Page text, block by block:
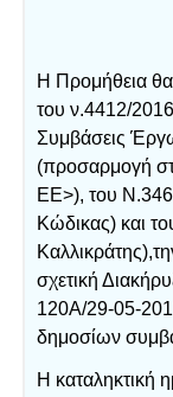
Η Προμήθεια θα
του ν.4412/
Συμβάσεις
(προσαρμογή
ΕΕ>), του
Κώδικας) και
σχετική
120Α/29-05-
δημοσίων
Η καταληκτική